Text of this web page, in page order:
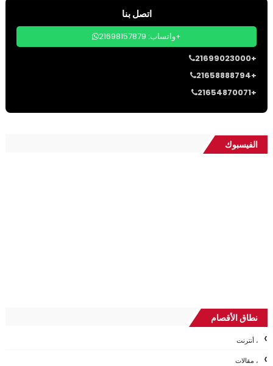
اتصل بنا
واتساب: 21698157879+
21699023000+
21658888794+
21654870071+
الفيسبوك
نطاق الأقصام
، أنترنت
، مقالات